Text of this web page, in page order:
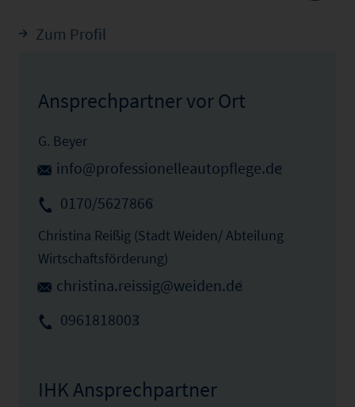
Zum Profil
Ansprechpartner vor Ort
G. Beyer
info@professionelleautopflege.de
0170/5627866
Christina Reißig (Stadt Weiden/ Abteilung
Wirtschaftsförderung)
christina.reissig@weiden.de
0961818003
IHK Ansprechpartner